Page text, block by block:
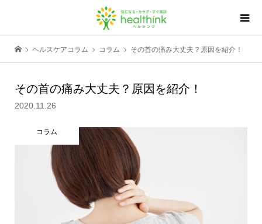
ヘルスケアコラム コラム その首の痛み大丈夫？原因を紹介！
その首の痛み大丈夫？原因を紹介！
2020.11.26
コラム